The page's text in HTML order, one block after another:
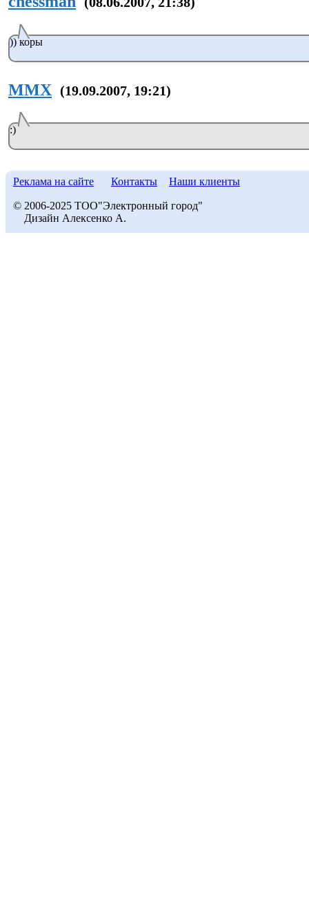
)) коры
MMX (19.09.2007, 19:21)
:)
Реклама на сайте Контакты Наши клиенты
© 2006-2025 ТОО"Электронный город"
Дизайн Алексенко А.